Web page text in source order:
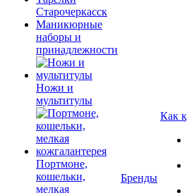
Старочеркасск
Маникюрные
наборы и
принадлежности
Ножи и
мультитулы
Портмоне,
кошельки,
мелкая
Бренды
Как